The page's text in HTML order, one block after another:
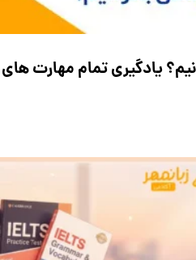
یادگیری تمام مهارت های